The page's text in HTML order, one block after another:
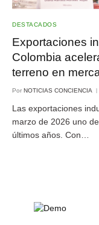
DESTACADOS
Exportaciones
Colombia
terreno en
Por NOTICIAS CONCIENCIA
Las exportaciones
marzo de 2026 uno
últimos años. Con…